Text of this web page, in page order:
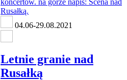
04.06-29.08.2021
Letnie granie nad
Rusałką